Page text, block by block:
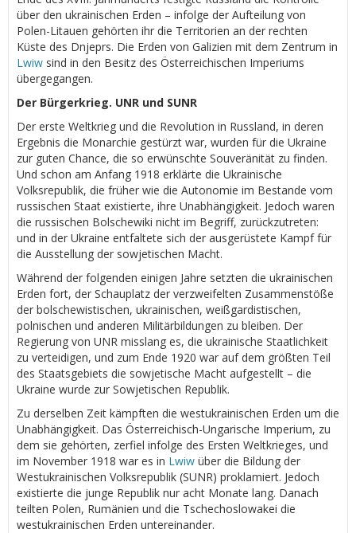
über den ukrainischen Erden – infolge der Aufteilung von
Polen-Litauen gehörten ihr die Territorien an der rechten
Küste des Dnjeprs. Die Erden von Galizien mit dem Zentrum in
Lwiw sind in den Besitz des Österreichischen Imperiums
übergegangen.
Der Bürgerkrieg. UNR und SUNR
Der erste Weltkrieg und die Revolution in Russland, in deren
Ergebnis die Monarchie gestürzt war, wurden für die Ukraine
zur guten Chance, die so erwünschte Souveränität zu finden.
Und schon am Anfang 1918 erklärte die Ukrainische
Volksrepublik, die früher wie die Autonomie im Bestande vom
russischen Staat existierte, ihre Unabhängigkeit. Jedoch waren
die russischen Bolschewiki nicht im Begriff, zurückzutreten:
und in der Ukraine entfaltete sich der ausgerüstete Kampf für
die Ausstellung der sowjetischen Macht.
Während der folgenden einigen Jahre setzten die ukrainischen
Erden fort, der Schauplatz der verzweifelten Zusammenstöße
der bolschewistischen, ukrainischen, weißgardistischen,
polnischen und anderen Militärbildungen zu bleiben. Der
Regierung von UNR misslang es, die ukrainische Staatlichkeit
zu verteidigen, und zum Ende 1920 war auf dem größten Teil
des Staatsgebiets die sowjetische Macht aufgestellt – die
Ukraine wurde zur Sowjetischen Republik.
Zu derselben Zeit kämpften die westukrainischen Erden um die
Unabhängigkeit. Das Österreichisch-Ungarische Imperium, zu
dem sie gehörten, zerfiel infolge des Ersten Weltkrieges, und
im November 1918 war es in Lwiw über die Bildung der
Westukrainischen Volksrepublik (SUNR) proklamiert. Jedoch
existierte die junge Republik nur acht Monate lang. Danach
teilten Polen, Rumänien und die Tschechoslowakei die
westukrainischen Erden untereinander.